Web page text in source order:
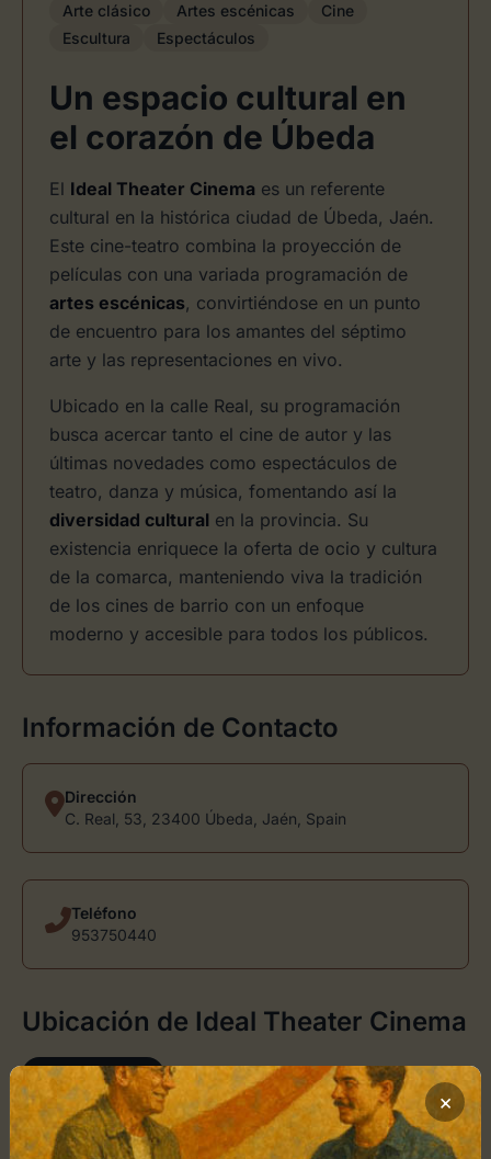
Arte clásico Artes escénicas
Cine
Escultura
Espectáculos
Un espacio cultural en
el corazón de Úbeda
El Ideal Theater Cinema es un referente
cultural en la histórica ciudad de Úbeda, Jaén.
Este cine-teatro combina la proyección de
películas con una variada programación de
artes escénicas, convirtiéndose en un punto
de encuentro para los amantes del séptimo
arte y las representaciones en vivo.
Ubicado en la calle Real, su programación
busca acercar tanto el cine de autor y las
últimas novedades como espectáculos de
teatro, danza y música, fomentando así la
diversidad cultural en la provincia. Su
existencia enriquece la oferta de ocio y cultura
de la comarca, manteniendo viva la tradición
de los cines de barrio con un enfoque
moderno y accesible para todos los públicos.
Información de Contacto
Dirección
C. Real, 53, 23400 Úbeda, Jaén, Spain
Teléfono
953750440
Ubicación de Ideal Theater Cinema
Cómo llegar
+
×